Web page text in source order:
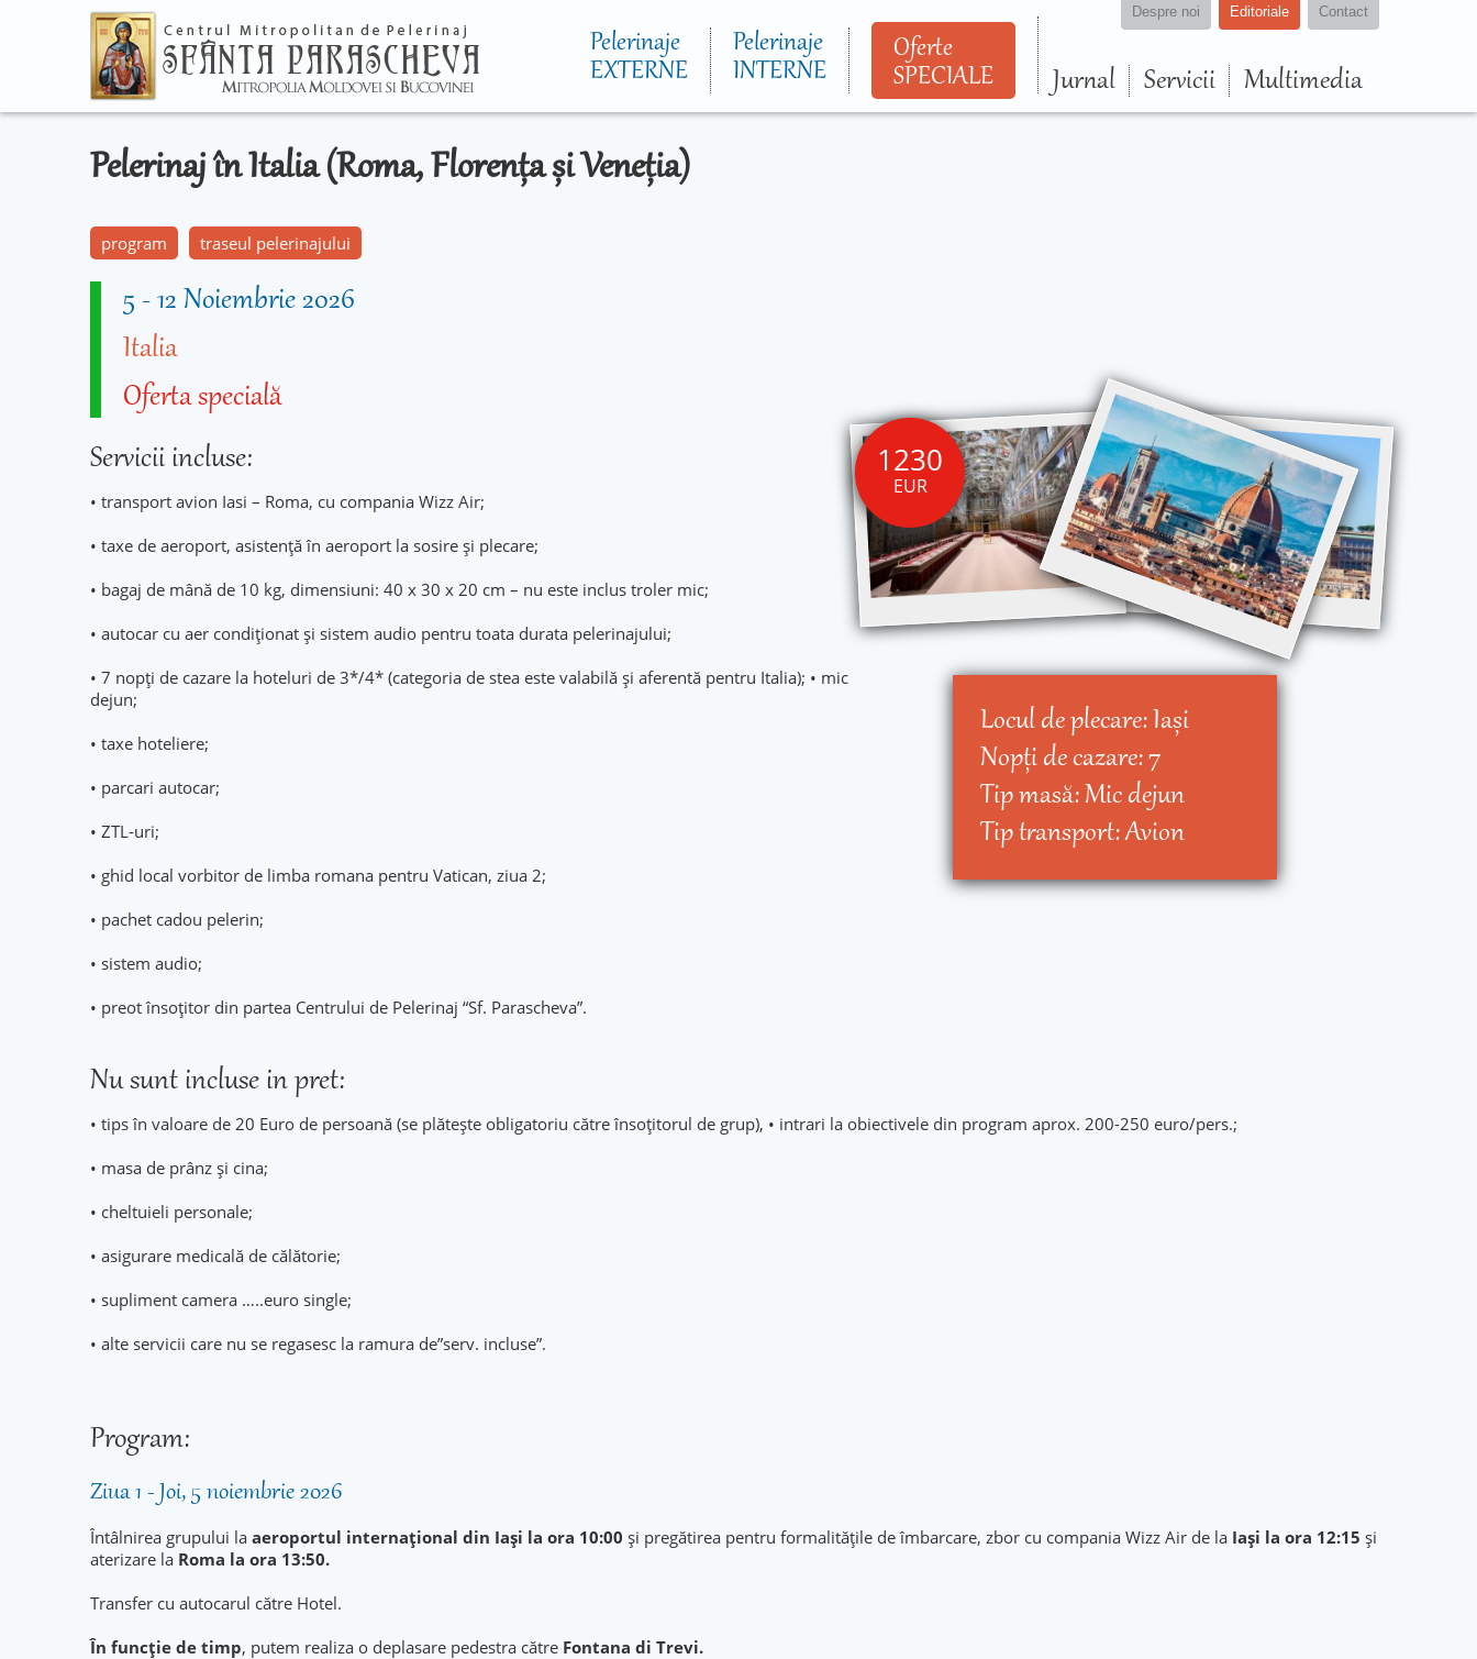
conţinutul
principal
Pelerinaje
EXTERNE
Pelerinaje
INTERNE
Oferte
SPECIALE
Despre noi Editoriale Contact
Jurnal Servicii Multimedia
Pelerinaj în Italia (Roma, Florența și Veneția)
program traseul pelerinajului
5 -12 Noiembrie 2026
Italia
Oferta specială
1230
EUR
Locul de plecare:Iaşi
Nopţi de cazare:7
Tip masă:Mic dejun
Tip transport:Avion
Servicii incluse:
• transport avion Iasi – Roma, cu compania Wizz Air;
• taxe de aeroport, asistenţă în aeroport la sosire şi plecare;
• bagaj de mână de 10 kg, dimensiuni: 40 x 30 x 20 cm – nu este inclus troler mic;
• autocar cu aer condiționat și sistem audio pentru toata durata pelerinajului;
• 7 nopți de cazare la hoteluri de 3*/4* (categoria de stea este valabilă şi aferentă pentru Italia); • mic
dejun;
• taxe hoteliere;
• parcari autocar;
• ZTL-uri;
• ghid local vorbitor de limba romana pentru Vatican, ziua 2;
• pachet cadou pelerin;
• sistem audio;
• preot însoțitor din partea Centrului de Pelerinaj “Sf. Parascheva”.
Nu sunt incluse in pret:
• tips în valoare de 20 Euro de persoană (se plătește obligatoriu către însoțitorul de grup), • intrari la obiectivele din program aprox. 200-250 euro/pers.;
• masa de prânz și cina;
• cheltuieli personale;
• asigurare medicală de călătorie;
• supliment camera …..euro single;
• alte servicii care nu se regasesc la ramura de”serv. incluse”.
Program:
Ziua 1 - Joi, 5 noiembrie 2026
Întâlnirea grupului la aeroportul internațional din Iași la ora 10:00 și pregătirea pentru formalitățile de îmbarcare, zbor cu compania Wizz Air de la Iași la ora 12:15 și
aterizare la Roma la ora 13:50.
Transfer cu autocarul către Hotel.
În funcție de timp, putem realiza o deplasare pedestra către Fontana di Trevi.